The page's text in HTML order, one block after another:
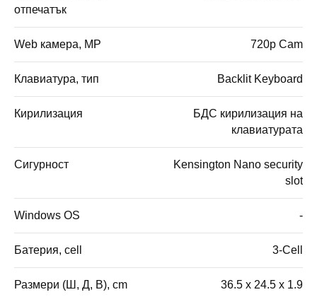
отпечатък
Web камера, MP 720p Cam
Клавиатура, тип Backlit Keyboard
Кирилизация
БДС кирилизация на
клавиатурата
Сигурност
Kensington Nano security
slot
Windows OS -
Батерия, cell 3-Cell
Размери (Ш, Д, В), cm 36.5 x 24.5 x 1.9